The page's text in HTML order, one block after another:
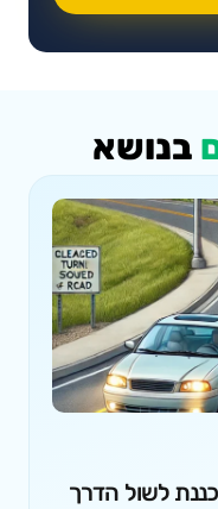
בנושא
לשול הדרך